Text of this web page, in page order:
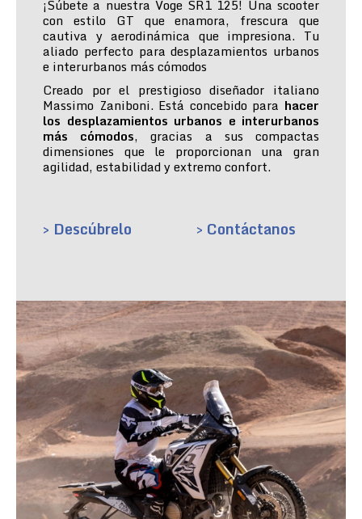
¡Súbete a nuestra Voge SR1 125! Una scooter
con estilo GT que enamora, frescura que
cautiva y aerodinámica que impresiona. Tu
aliado perfecto para desplazamientos urbanos
e interurbanos más cómodos
Creado por el prestigioso diseñador italiano
Massimo Zaniboni. Está concebido para hacer
los desplazamientos urbanos e interurbanos
más cómodos, gracias a sus compactas
dimensiones que le proporcionan una gran
agilidad, estabilidad y extremo confort.
> Descúbrelo > Contáctanos